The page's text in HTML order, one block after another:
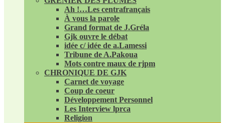
Ah !…Les centrafrançais
À vous la parole
Grand format de J.Gréla
Gjk ouvre le débat
idée c/ idée de a.Lamessi
Tribune de A.Pakoua
Mots contre maux de rjpm
CHRONIQUE DE GJK
Carnet de voyage
Coup de coeur
Développement Personnel
Les Interview lprca
Religion